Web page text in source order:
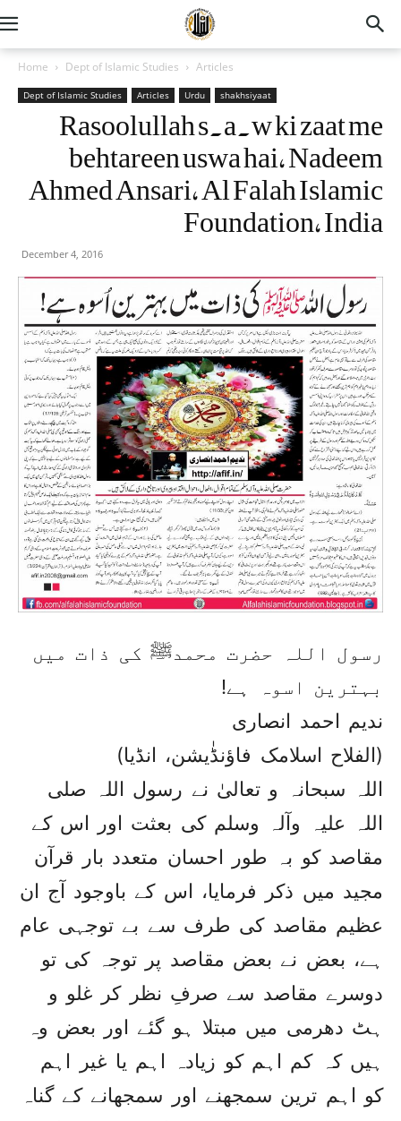
Home Dept of Islamic Studies Articles
Dept of Islamic Studies Articles Urdu shakhsiyaat
Rasoolullah s.a.w ki zaat me
behtareen uswa hai, Nadeem
Ahmed Ansari, Al Falah Islamic
Foundation, India
December 4, 2016
رسول اللہ حضرت محمدﷺ کی ذات میں
بہترین اسوہ ہے!
ندیم احمد انصاری
(الفلاح اسلامک فاؤنڈٰیشن، انڈیا)
اللہ سبحانہ و تعالیٰ نے رسول اللہ صلی
اللہ علیہ وآلہ وسلم کی بعثت اور اس کے
مقاصد کو بہ طور احسان متعدد بار قرآن
مجید میں ذکر فرمایا، اس کے باوجود آج ان
عظیم مقاصد کی طرف سے بے توجہی عام
ہے، بعض نے بعض مقاصد پر توجہ کی تو
دوسرے مقاصد سے صرفِ نظر کر غلو و
ہٹ دھرمی میں مبتلا ہو گئے اور بعض وہ
ہیں کہ کم اہم کو زیادہ اہم یا غیر اہم
کو اہم ترین سمجھنے اور سمجھانے کے گناہ